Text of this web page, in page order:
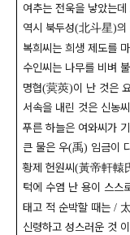
여추는 전욱을 낳았는데
역시 북두성(北斗星)의
복희씨는 희생 제도를
수인씨는 나무를 비벼
명협(蓂莢)이 난 것은
서속을 내린 것은 신농
푸른 하늘은 여와씨가
큰 물은 우(禹) 임금이
황제 헌원씨(黃帝軒轅
턱에 수염 난 용이 스스
태고 적 순박할 때는 /
신령하고 성스러운 것